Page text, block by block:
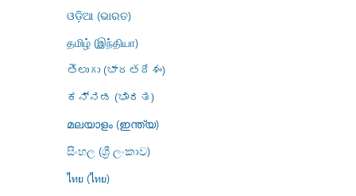
ଓଡ଼ିଆ (ଭାରତ)
தமிழ் (இந்தியா)
తెలుగు (భారతదేశం)
ಕನ್ನಡ (ಭಾರತ)
മലയാളം (ഇന്ത്യ)
සිංහල (ශ්‍රී ලංකාව)
ไทย (ไทย)